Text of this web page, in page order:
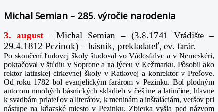
Michal Semian – 285. výročie narodenia
3. august -Michal Semian – (3.8.1741 Vrádište –
29.4.1812 Pezinok) – básnik, prekladateľ, ev. farár.
Po skončení ľudovej školy študoval vo Vádosfalve a v Nemeskéri,
pokračoval v štúdiu v Soprone a na lýceu v Kežmarku. Pôsobil ako
rektor latinskej cirkevnej školy v Ratkovej a konrektor v Prešove.
Od roku 1782 bol evanjelickým farárom v Pezinku. Bol plodným
autorom mnohých básnických skladieb v češtine a latinčine, hlavne
k svadbám priateľov a literátov, k meninám a inštaláciám, veršov pri
nástupe na kňazské miesto v Pezinku. Zbierka vyšla pod názvom